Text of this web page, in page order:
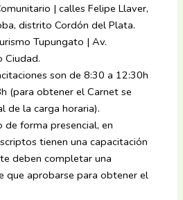
| calles Felipe Llaver,
distrito Cordón del Plata.
Tupungato | Av.
Ciudad.
son de 8:30 a 12:30h
(para obtener el Carnet se
de la carga horaria).
de forma presencial, en
tienen una capacitación
deben completar una
que aprobarse para obtener el